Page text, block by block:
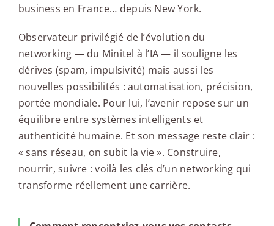
business en France… depuis New York.
Observateur privilégié de l’évolution du
networking — du Minitel à l’IA — il souligne les
dérives (spam, impulsivité) mais aussi les
nouvelles possibilités : automatisation, précision,
portée mondiale. Pour lui, l’avenir repose sur un
équilibre entre systèmes intelligents et
authenticité humaine. Et son message reste clair :
« sans réseau, on subit la vie ». Construire,
nourrir, suivre : voilà les clés d’un networking qui
transforme réellement une carrière.